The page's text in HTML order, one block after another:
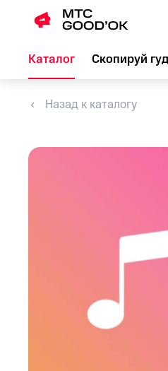
Каталог Скопируй
Назад к каталогу